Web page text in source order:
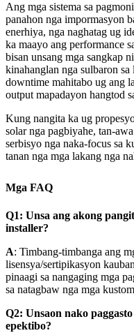
Ang mga sistema sa
panahon nga impormasyon
enerhiya, nga naghatag ug
ka maayo ang performance
bisan unsang mga sangkap
kinahanglan nga sulbaron
downtime mahitabo ug ang
output mapadayon hangtod
Kung nangita ka ug
solar nga pagbiyahe, tan-
serbisyo nga naka-focus sa
tanan nga mga lakang nga
Mga FAQ
Q1: Unsa ang akong
installer?
A: Timbang-timbanga ang
lisensya/sertipikasyon
pinaagi sa nangaging mga
sa natagbaw nga mga
Q2: Unsaon nako
epektibo?